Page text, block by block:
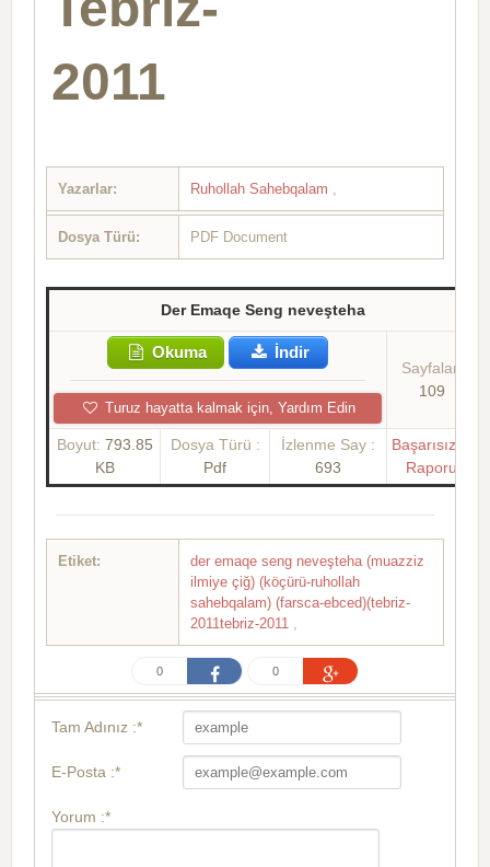
2011
Yazarlar: Ruhollah Sahebqalam
Dosya Türü: PDF Document
Der Emaqe Seng neveşteha
Okuma İndir
Turuz hayatta kalmak için, Yardım Edin
Sayfalar:
109
Boyut: 793.85
KB
Dosya Türü :
Pdf
İzlenme Say :
693
Başarısızlık
Raporu
Etiket:
der emaqe seng neveşteha (muazziz
ilmiye çiğ) (köçürü-ruhollah
sahebqalam) (farsca-ebced)(tebriz-
2011​tebriz-2011
0 0
Tam Adınız :*
E-Posta :*
Yorum :*